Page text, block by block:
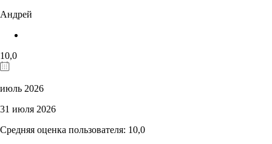
Андрей
10,0
июль 2026
31 июля 2026
Средняя оценка пользователя: 10,0